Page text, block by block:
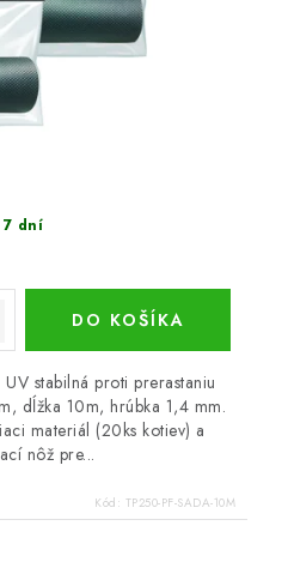
7 dní
DO KOŠÍKA
stabilná proti prerastaniu
dĺžka 10m, hrúbka 1,4 mm.
materiál (20ks kotiev) a
nôž pre...
Kód: TP250-PF-SADA-10M